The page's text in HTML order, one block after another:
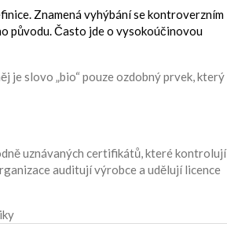
Znamená vyhýbání se kontroverzním
původu. Často jde o vysokoúčinovou
je slovo „bio“ pouze ozdobný prvek, který
uznávaných certifikátů, které kontrolují
auditují výrobce a udělují licence